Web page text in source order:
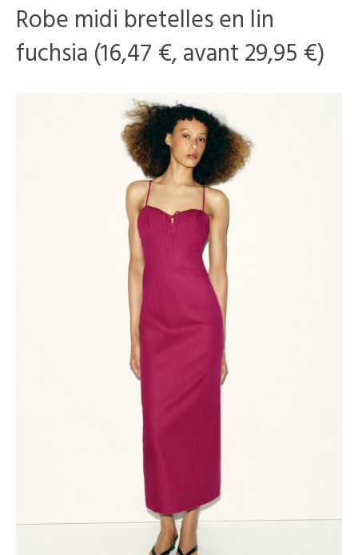
Robe midi bretelles en lin
fuchsia (16,47 €, avant 29,95 €)